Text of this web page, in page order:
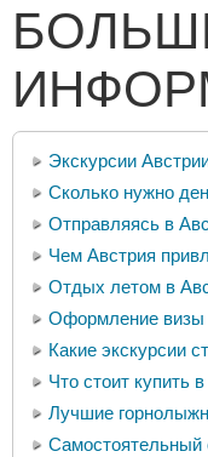
Экскурсии
Сколько нужно
Отправляясь в
Чем Австрия
Отдых летом в
Оформление визы
Какие экскурсии
Что стоит купить
Лучшие
Самостоятельный